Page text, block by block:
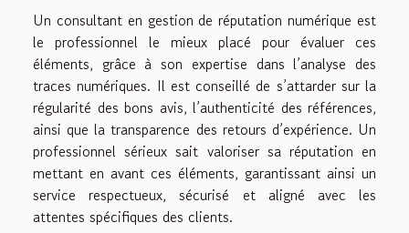
Un consultant en gestion de réputation numérique est
le professionnel le mieux placé pour évaluer ces
éléments, grâce à son expertise dans l’analyse des
traces numériques. Il est conseillé de s’attarder sur la
régularité des bons avis, l’authenticité des références,
ainsi que la transparence des retours d’expérience. Un
professionnel sérieux sait valoriser sa réputation en
mettant en avant ces éléments, garantissant ainsi un
service respectueux, sécurisé et aligné avec les
attentes spécifiques des clients.